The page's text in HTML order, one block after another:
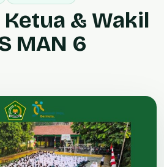
& Wakil
MAN 6